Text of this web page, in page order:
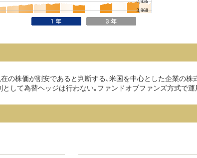
の株価が割安であると判断する､米国を中心とした企業の
して為替ヘッジは行わない｡ファンドオブファンズ方式で運